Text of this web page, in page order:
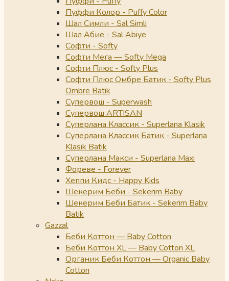
Пуффи Колор - Puffy Color
Шал Симли - Sal Simli
Шал Абие - Sal Abiye
Софти - Softy
Софти Мега — Softy Mega
Софти Плюс - Softy Plus
Софти Плюс Омбре Батик - Softy Plus
Ombre Batik
Супервош - Superwash
Супервош ARTISAN
Суперлана Классик - Superlana Klasik
Суперлана Классик Батик - Superlana
Klasik Batik
Суперлана Макси - Superlana Maxi
Фореве - Forever
Хеппи Кидс - Happy Kids
Шекерим Беби - Sekerim Baby
Шекерим Беби Батик - Sekerim Baby
Batik
Gazzal
Беби Коттон — Baby Cotton
Беби Коттон XL — Baby Cotton XL
Органик Беби Коттон — Organic Baby
Cotton